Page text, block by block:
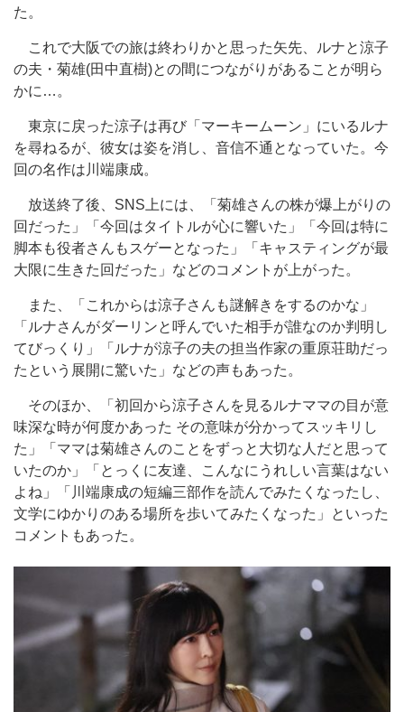
た。
これで大阪での旅は終わりかと思った矢先、ルナと涼子
の夫・菊雄(田中直樹)との間につながりがあることが明ら
かに…。
東京に戻った涼子は再び「マーキームーン」にいるルナ
を尋ねるが、彼女は姿を消し、音信不通となっていた。今
回の名作は川端康成。
放送終了後、SNS上には、「菊雄さんの株が爆上がりの
回だった」「今回はタイトルが心に響いた」「今回は特に
脚本も役者さんもスゲーとなった」「キャスティングが最
大限に生きた回だった」などのコメントが上がった。
また、「これからは涼子さんも謎解きをするのかな」
「ルナさんがダーリンと呼んでいた相手が誰なのか判明し
てびっくり」「ルナが涼子の夫の担当作家の重原荘助だっ
たという展開に驚いた」などの声もあった。
そのほか、「初回から涼子さんを見るルナママの目が意
味深な時が何度かあった その意味が分かってスッキリし
た」「ママは菊雄さんのことをずっと大切な人だと思って
いたのか」「とっくに友達、こんなにうれしい言葉はない
よね」「川端康成の短編三部作を読んでみたくなったし、
文学にゆかりのある場所を歩いてみたくなった」といった
コメントもあった。